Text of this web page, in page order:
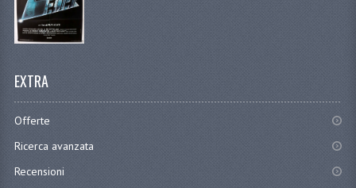
EXTRA
Offerte
Ricerca avanzata
Recensioni